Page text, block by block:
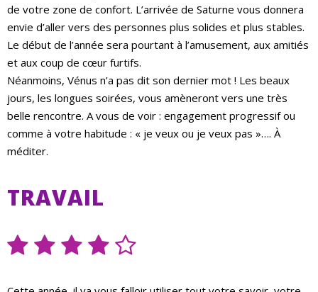
de votre zone de confort. L’arrivée de Saturne vous donnera
envie d’aller vers des personnes plus solides et plus stables.
Le début de l’année sera pourtant à l’amusement, aux amitiés
et aux coup de cœur furtifs.
Néanmoins, Vénus n’a pas dit son dernier mot ! Les beaux
jours, les longues soirées, vous amèneront vers une très
belle rencontre. A vous de voir : engagement progressif ou
comme à votre habitude : « je veux ou je veux pas »…. À
méditer.
TRAVAIL